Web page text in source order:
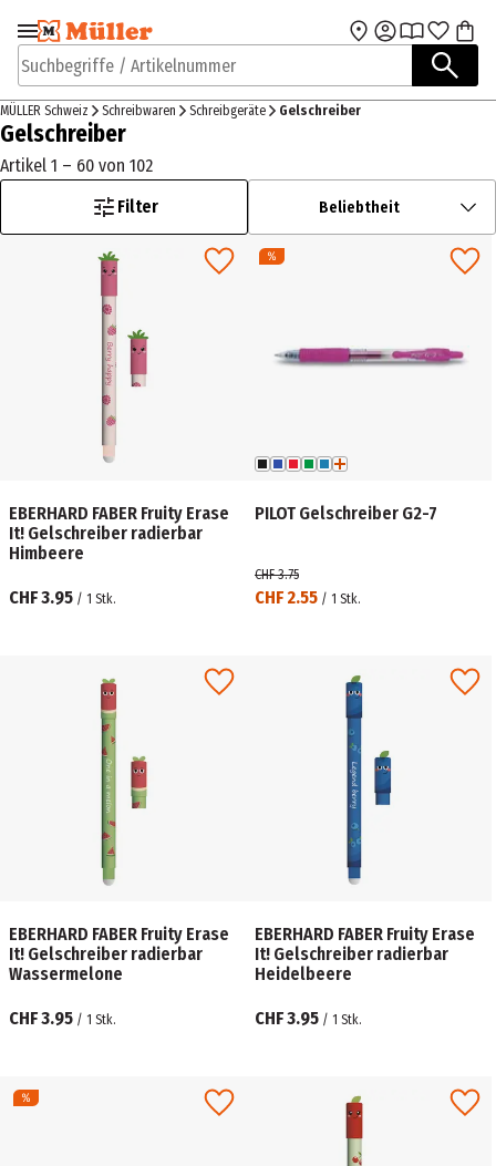
Zur Navigation
springen
Zum Hauptinhalt
Suchbegriffe / Artikelnummer
MÜLLER Schweiz Schreibwaren Schreibgeräte Gelschreiber
Gelschreiber
Artikel 1 – 60 von 102
Filter
Beliebtheit
EBERHARD FABER Fruity Erase
It! Gelschreiber radierbar
Himbeere
CHF 3.95 / 1 Stk.
PILOT Gelschreiber G2-7
CHF 2.55 / 1 Stk.
CHF 3.75
EBERHARD FABER Fruity Erase
It! Gelschreiber radierbar
Wassermelone
CHF 3.95 / 1 Stk.
EBERHARD FABER Fruity Erase
It! Gelschreiber radierbar
Heidelbeere
CHF 3.95 / 1 Stk.